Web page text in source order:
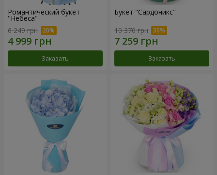
Романтический букет
"Небеса"
6 249 грн
Заказать
Букет "Сардоникс"
10 370 грн
Заказать